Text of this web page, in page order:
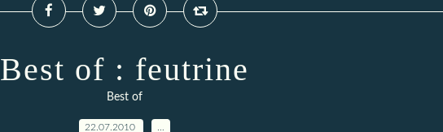
Best of : feutrine
Best of
22.07.2010